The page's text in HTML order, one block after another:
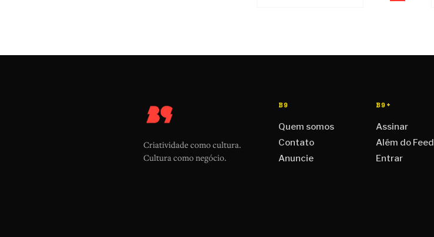
Criatividade como cultura.
Cultura como negócio.
B9
Quem somos
Contato
Anuncie
B9+
Assinar
Além do Feed
Entrar